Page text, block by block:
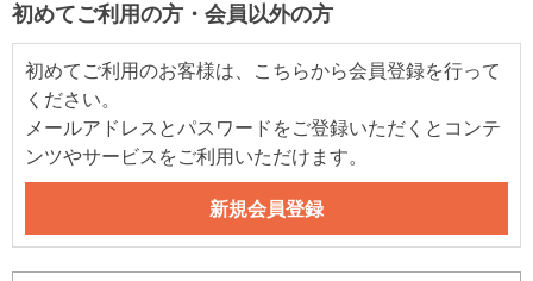
初めてご利用の方・会員以外の方
初めてご利用のお客様は、こちらから会員登録を行って
ください。
メールアドレスとパスワードをご登録いただくとコンテ
ンツやサービスをご利用いただけます。